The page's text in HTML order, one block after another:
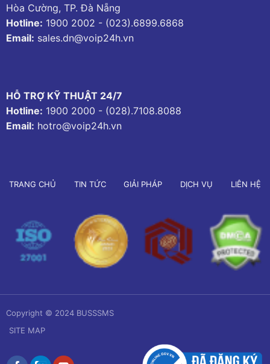
Hòa Cường, TP. Đà Nẵng
Hotline: 1900 2002 - (023).6899.6868
Email: sales.dn@voip24h.vn
HỖ TRỢ KỸ THUẬT 24/7
Hotline: 1900 2000 - (028).7108.8088
Email: hotro@voip24h.vn
TRANG CHỦ TIN TỨC GIẢI PHÁP DỊCH VỤ LIÊN HỆ
Copyright © 2024 BUSSSMS
SITE MAP